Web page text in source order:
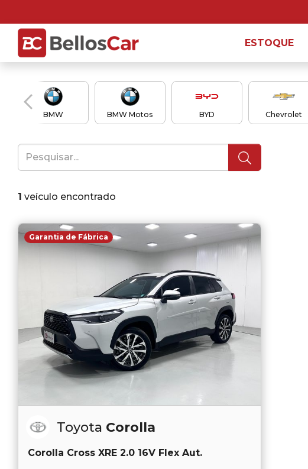
ESTOQUE
BMW BMW Motos BYD Chevrolet
1 veículo encontrado
Garantia de Fábrica
Toyota Corolla
Corolla Cross XRE 2.0 16V Flex Aut.